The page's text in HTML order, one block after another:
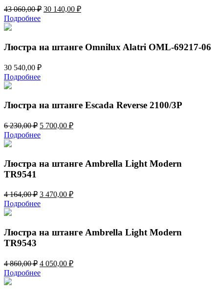
43 060,00₽ Первоначальная
30 140,00 ₽Текущая
Подробнее
Люстра на штанге Omnilux Alatri OML-69217-06
30 540,00 ₽
Подробнее
Люстра на штанге Escada Reverse 2100/3P
6 230,00₽ Первоначальная
цена
составляла
5 700,00 ₽Текущая
Подробнее
Люстра на штанге Ambrella Light Modern
TR9541
4 164,00₽ Первоначальная
цена
составляла
3 470,00 ₽Текущая
Подробнее
Люстра на штанге Ambrella Light Modern
TR9543
4 860,00₽ Первоначальная
цена
составляла
4 050,00 ₽Текущая
Подробнее